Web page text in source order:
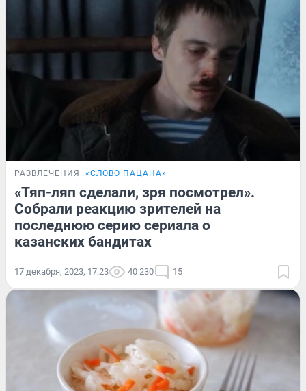
РАЗВЛЕЧЕНИЯ «СЛОВО ПАЦАНА»
«Тяп-ляп сделали, зря посмотрел».
Собрали реакцию зрителей на
последнюю серию сериала о
казанских бандитах
17 декабря, 2023, 17:23 40 230 15